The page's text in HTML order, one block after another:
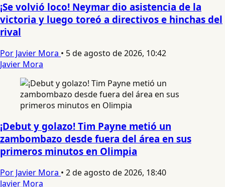
¡Se volvió loco! Neymar dio asistencia de la
victoria y luego toreó a directivos e hinchas del
rival
Por Javier Mora • 5 de agosto de 2026, 10:42
Javier Mora
¡Debut y golazo! Tim Payne metió un
zambombazo desde fuera del área en sus
primeros minutos en Olimpia
Por Javier Mora • 2 de agosto de 2026, 18:40
Javier Mora